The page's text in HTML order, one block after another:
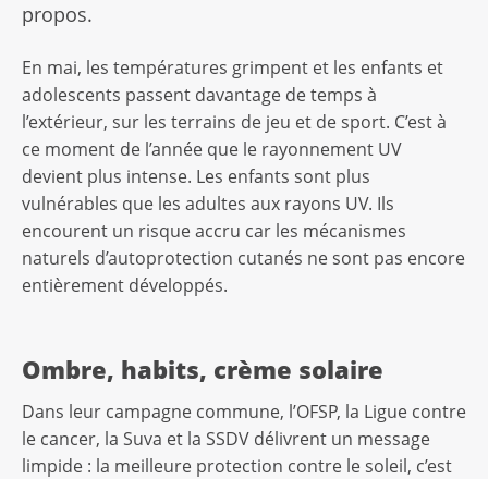
propos.
En mai, les températures grimpent et les enfants et
adolescents passent davantage de temps à
l’extérieur, sur les terrains de jeu et de sport. C’est à
ce moment de l’année que le rayonnement UV
devient plus intense. Les enfants sont plus
vulnérables que les adultes aux rayons UV. Ils
encourent un risque accru car les mécanismes
naturels d’autoprotection cutanés ne sont pas encore
entièrement développés.
Ombre, habits, crème solaire
Dans leur campagne commune, l’OFSP, la Ligue contre
le cancer, la Suva et la SSDV délivrent un message
limpide : la meilleure protection contre le soleil, c’est